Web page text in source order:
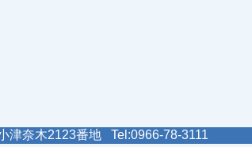
津奈木2123番地 Tel:0966-78-3111